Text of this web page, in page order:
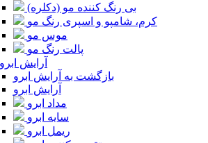
بی رنگ کننده مو (دکلره)
کرم، شامپو و اسپری رنگ مو
موس مو
پالت رنگ مو
آرایش ابرو
بازگشت به آرایش ابرو
آرایش ابرو
مداد ابرو
سایه ابرو
ریمل ابرو